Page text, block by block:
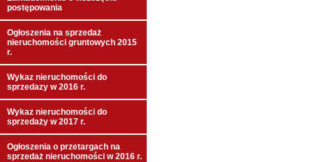
postępowania
Ogłoszenia na sprzedaż
nieruchomości gruntowych 2015
r.
Wykaz nieruchomości do
sprzedazy w 2016 r.
Wykaz nieruchomości do
sprzedaży w 2017 r.
Ogłoszenia o przetargach na
sprzedaż nieruchomości w 2016 r.